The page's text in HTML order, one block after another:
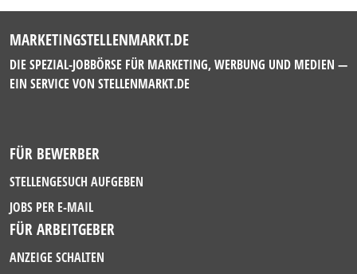
MARKETINGSTELLENMARKT.DE
DIE SPEZIAL-JOBBÖRSE FÜR MARKETING, WERBUNG UND MEDIEN —
EIN SERVICE VON STELLENMARKT.DE
FÜR BEWERBER
STELLENGESUCH AUFGEBEN
JOBS PER E-MAIL
FÜR ARBEITGEBER
ANZEIGE SCHALTEN